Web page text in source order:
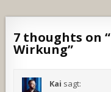
7 thoughts on “
Wirkung”
Kai sagt: